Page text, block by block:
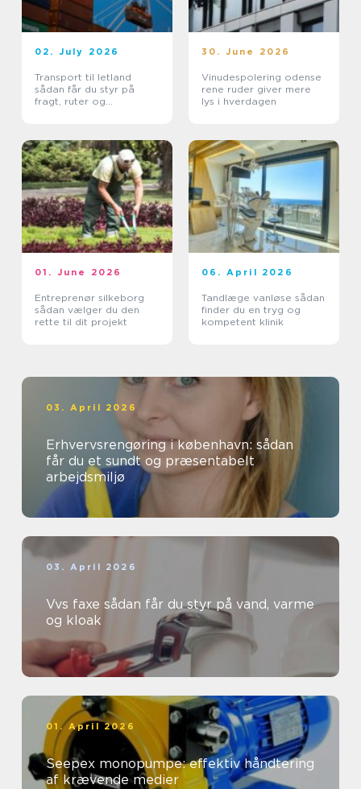
02. July 2026
Transport til letland
sådan får du styr på
fragt, ruter og
30. June 2026
Vinudespolering odense
rene ruder giver mere
lys i hverdagen
01. June 2026
Entreprenør silkeborg
sådan vælger du den
rette til dit projekt
06. April 2026
Tandlæge vanløse sådan
finder du en tryg og
kompetent klinik
03. April 2026
Erhvervsrengøring i københavn: sådan
får du et sundt og præsentabelt
arbejdsmiljø
03. April 2026
Vvs faxe sådan får du styr på vand, varme
og kloak
01. April 2026
Seepex monopumpe: effektiv håndtering
af krævende medier